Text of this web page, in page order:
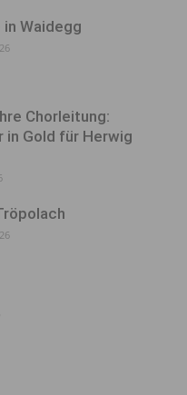
Waidegg
Chorleitung:
in Gold für Herwig